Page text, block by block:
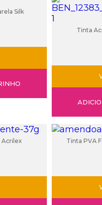
Silk
Tinta
Tinta PVA